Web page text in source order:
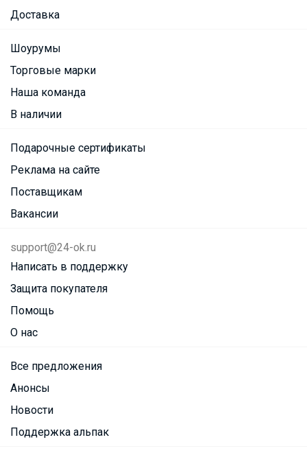
Доставка
Шоурумы
Торговые марки
Наша команда
В наличии
Подарочные сертификаты
Реклама на сайте
Поставщикам
Вакансии
support@24-ok.ru
Написать в поддержку
Защита покупателя
Помощь
О нас
Все предложения
Анонсы
Новости
Поддержка альпак